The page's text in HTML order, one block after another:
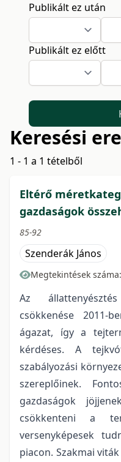
Publikált ez után
Publikált ez előtt
Keresési
1 - 1 a 1 tételből
Eltérő
gazdaságok
85-92
Szenderák János
Megtekintések száma:
Az
csökkenése
ágazat, így a
kérdéses. A
szabályozási
szereplőinek.
gazdaságok
csökkenteni a
versenyképesek
piacon. Szakmai